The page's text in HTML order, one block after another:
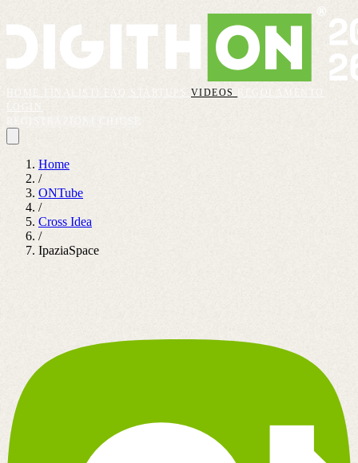
VIDEOS
REGOLAMENTO
Home
/
ONTube
/
Cross Idea
/
IpaziaSpace